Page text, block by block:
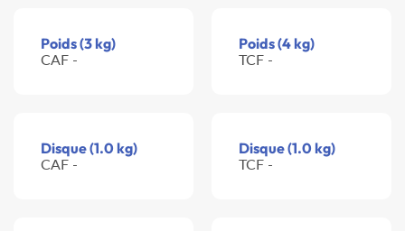
Poids (3 kg)
CAF -
Poids (4 kg)
TCF -
Disque (1.0 kg)
CAF -
Disque (1.0 kg)
TCF -